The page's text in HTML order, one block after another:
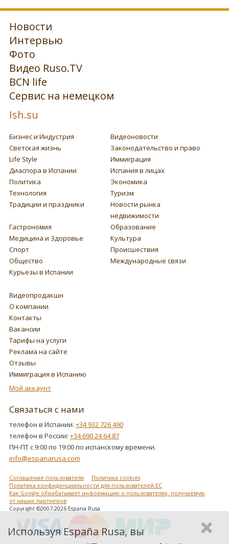
Новости
Интервью
Фото
Видео Ruso.TV
BCN life
Сервис на немецком
Ish.su
Бизнес и Индустрия
Видеоновости
Светская жизнь
Законодательство и право
Life Style
Иммиграция
Диаспора в Испании
Испания в лицах
Политика
Экономика
Технология
Туризм
Традиции и праздники
Новости рынка
недвижимости
Гастрономия
Образование
Медицина и Здоровье
Культура
Спорт
Происшествия
Общество
Международные связи
Курьезы в Испании
Видеопродакшн
О компании
Контакты
Вакансии
Тарифы на услуги
Реклама на сайте
Отзывы
Иммиграция в Испанию
Мой аккаунт
Связаться с нами
телефон в Испании: +34 932 726 490
телефон в России: +34 690 24 64 87
ПН-ПТ с 9:00 по 19:00 по испанскому времени.
info@espanarusa.com
Соглашение пользователя
Политика cookies
Политика конфиденциальности для пользователей ЕС
Как Google обрабатывает информацию о пользователях, получаемую
от наших партнеров
Copyright ©2007-2026 Espana Rusa
Используя España Rusa, вы